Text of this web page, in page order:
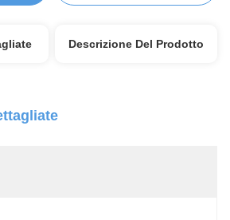
Descrizione Del Prodotto